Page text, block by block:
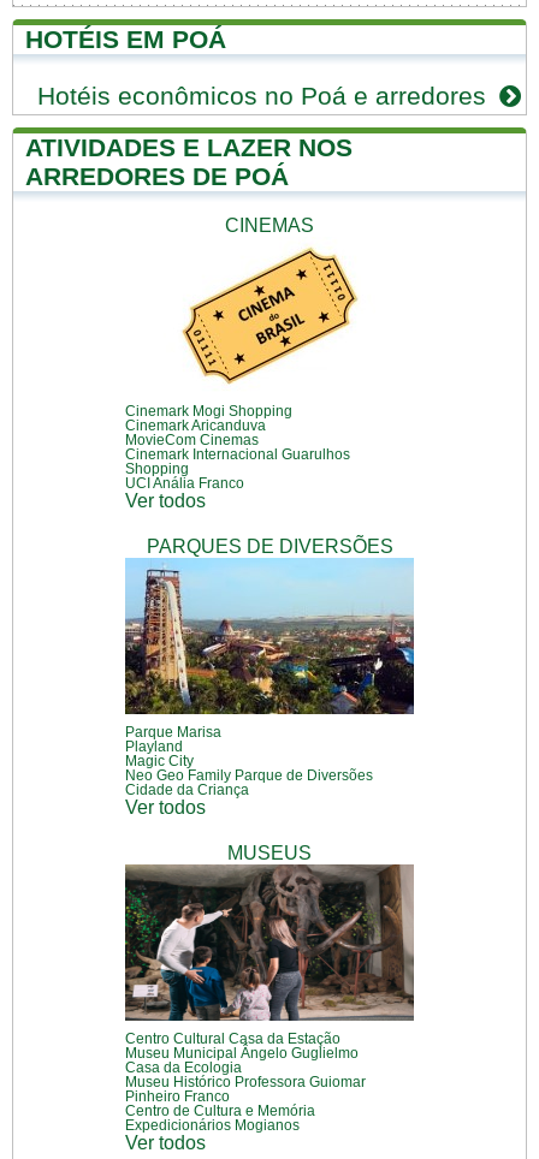
HOTÉIS EM POÁ
Hotéis econômicos no Poá e arredores
ATIVIDADES E LAZER NOS
ARREDORES DE POÁ
CINEMAS
Cinemark Mogi Shopping
Cinemark Aricanduva
MovieCom Cinemas
Cinemark Internacional Guarulhos
Shopping
UCI Anália Franco
Ver todos
PARQUES DE DIVERSÕES
Parque Marisa
Playland
Magic City
Neo Geo Family Parque de Diversões
Cidade da Criança
Ver todos
MUSEUS
Centro Cultural Casa da Estação
Museu Municipal Ângelo Guglielmo
Casa da Ecologia
Museu Histórico Professora Guiomar
Pinheiro Franco
Centro de Cultura e Memória
Expedicionários Mogianos
Ver todos